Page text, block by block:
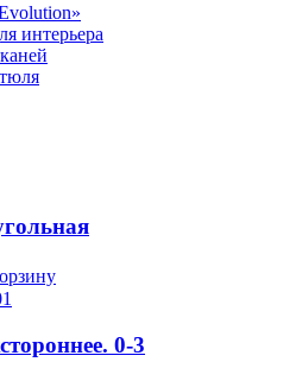
интерьера
0-3